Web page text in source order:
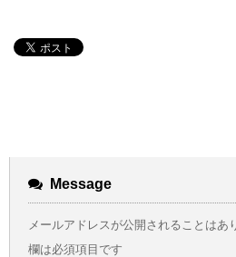
Message
メールアドレスが公開されることはあ
欄は必須項目です